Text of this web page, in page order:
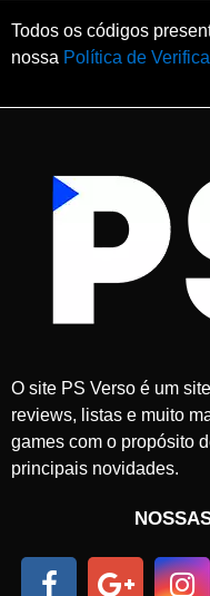
Todos os códigos
nossa Política de
O site PS Verso é um
reviews, listas e muito
games com o propósito
principais novidades.